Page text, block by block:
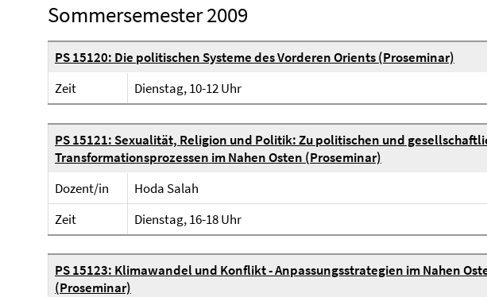
Sommersemester 2009
PS 15120: Die politischen Systeme des Vorderen Orients (Proseminar)
Zeit
Dienstag, 10-12 Uhr
PS 15121: Sexualität, Religion und Politik: Zu politischen und
Transformationsprozessen im Nahen Osten (Proseminar)
Dozent/in
Hoda Salah
Zeit
Dienstag, 16-18 Uhr
PS 15123: Klimawandel und Konflikt - Anpassungsstrategien im Nahen
(Proseminar)